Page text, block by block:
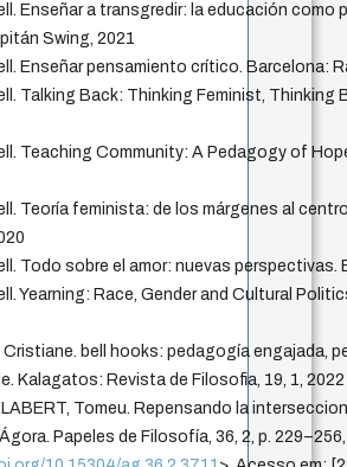
Enseñar a transgredir: la educación como
Swing, 2021
Enseñar pensamiento crítico. Barcelona:
Talking Back: Thinking Feminist, Thinking
Teaching Community: A Pedagogy of
Teoría feminista: de los márgenes al
Todo sobre el amor: nuevas perspectivas.
Yearning: Race, Gender and Cultural
Cristiane. bell hooks: pedagogía engajada,
Kalagatos: Revista de Filosofia, 19, 1, 2022
Tomeu. Repensando la
Papeles de Filosofía, 36, 2, p.